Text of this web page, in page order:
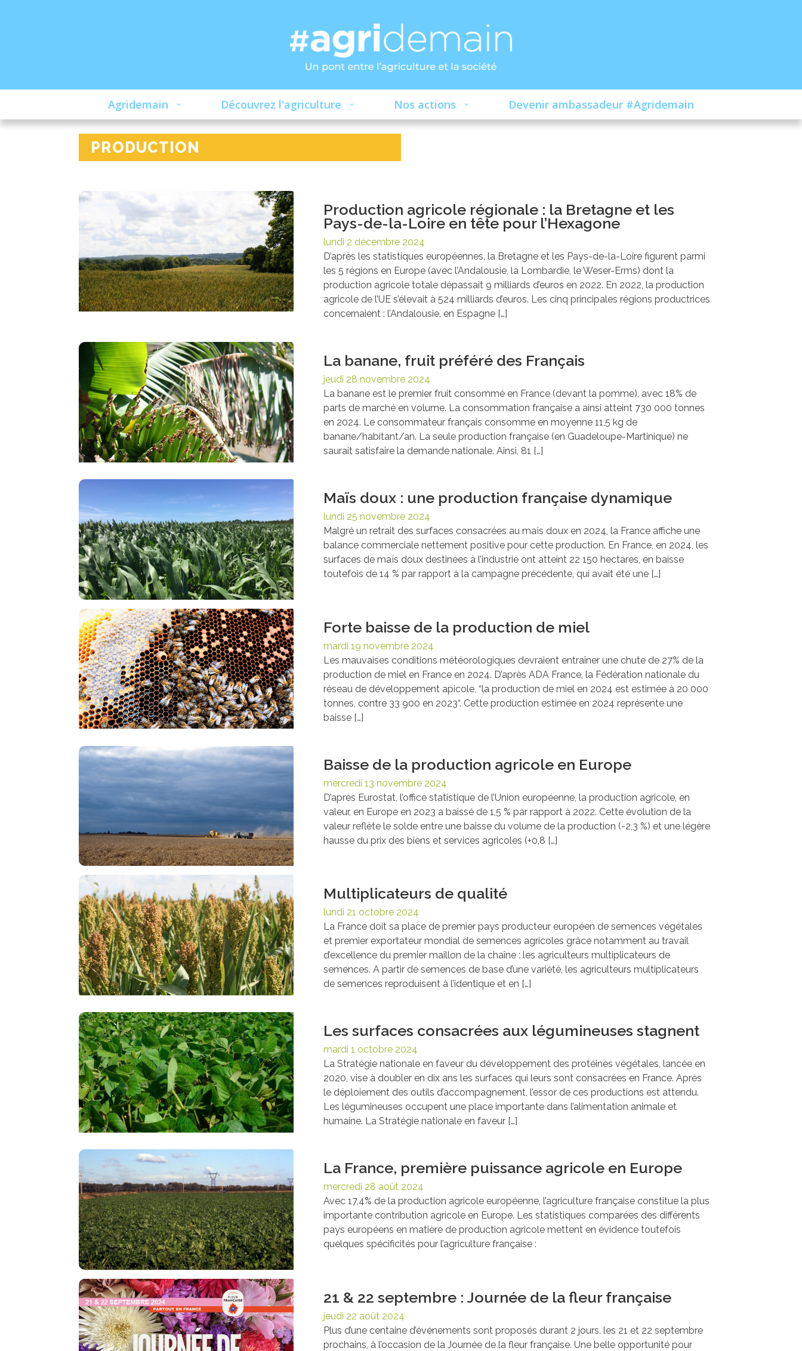
Agridemain Découvrez l'agriculture Nos actions Devenir ambassadeur #Agridemain
PRODUCTION
Production agricole régionale : la Bretagne et les
Pays-de-la-Loire en tête pour l’Hexagone
lundi 2 décembre 2024
D’après les statistiques européennes, la Bretagne et les Pays-de-la-Loire figurent parmi
les 5 régions en Europe (avec l’Andalousie, la Lombardie, le Weser-Erms) dont la
production agricole totale dépassait 9 milliards d’euros en 2022. En 2022, la production
agricole de l’UE s’élevait à 524 milliards d’euros. Les cinq principales régions productrices
concernaient : l’Andalousie, en Espagne […]
La banane, fruit préféré des Français
jeudi 28 novembre 2024
La banane est le premier fruit consommé en France (devant la pomme), avec 18% de
parts de marché en volume. La consommation française a ainsi atteint 730 000 tonnes
en 2024. Le consommateur français consomme en moyenne 11,5 kg de
banane/habitant/an. La seule production française (en Guadeloupe-Martinique) ne
saurait satisfaire la demande nationale. Ainsi, 81 […]
Maïs doux : une production française dynamique
lundi 25 novembre 2024
Malgré un retrait des surfaces consacrées au maïs doux en 2024, la France affiche une
balance commerciale nettement positive pour cette production. En France, en 2024, les
surfaces de maïs doux destinées à l’industrie ont atteint 22 150 hectares, en baisse
toutefois de 14 % par rapport à la campagne précédente, qui avait été une […]
Forte baisse de la production de miel
mardi 19 novembre 2024
Les mauvaises conditions météorologiques devraient entraîner une chute de 27% de la
production de miel en France en 2024. D’après ADA France, la Fédération nationale du
réseau de développement apicole, “la production de miel en 2024 est estimée à 20 000
tonnes, contre 33 900 en 2023“. Cette production estimée en 2024 représente une
baisse […]
Baisse de la production agricole en Europe
mercredi 13 novembre 2024
D’après Eurostat, l’office statistique de l’Union européenne, la production agricole, en
valeur, en Europe en 2023 a baissé de 1,5 % par rapport à 2022. Cette évolution de la
valeur reflète le solde entre une baisse du volume de la production (-2,3 %) et une légère
hausse du prix des biens et services agricoles (+0,8 […]
Multiplicateurs de qualité
lundi 21 octobre 2024
La France doit sa place de premier pays producteur européen de semences végétales
et premier exportateur mondial de semences agricoles grâce notamment au travail
d’excellence du premier maillon de la chaîne : les agriculteurs multiplicateurs de
semences. A partir de semences de base d’une variété, les agriculteurs multiplicateurs
de semences reproduisent à l’identique et en […]
Les surfaces consacrées aux légumineuses stagnent
mardi 1 octobre 2024
La Stratégie nationale en faveur du développement des protéines végétales, lancée en
2020, vise à doubler en dix ans les surfaces qui leurs sont consacrées en France. Après
le déploiement des outils d’accompagnement, l’essor de ces productions est attendu.
Les légumineuses occupent une place importante dans l’alimentation animale et
humaine. La Stratégie nationale en faveur […]
La France, première puissance agricole en Europe
mercredi 28 août 2024
Avec 17,4% de la production agricole européenne, l’agriculture française constitue la plus
importante contribution agricole en Europe. Les statistiques comparées des différents
pays européens en matière de production agricole mettent en évidence toutefois
quelques spécificités pour l’agriculture française :
21 & 22 septembre : Journée de la fleur française
jeudi 22 août 2024
Plus d’une centaine d’événements sont proposés durant 2 jours, les 21 et 22 septembre
prochains, à l’occasion de la Journée de la fleur française. Une belle opportunité pour